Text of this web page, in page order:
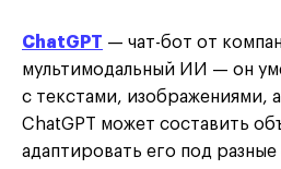
ChatGPT — чат-бот от
мультимодальный ИИ — он
с текстами, изображениями,
ChatGPT может составить
адаптировать его под